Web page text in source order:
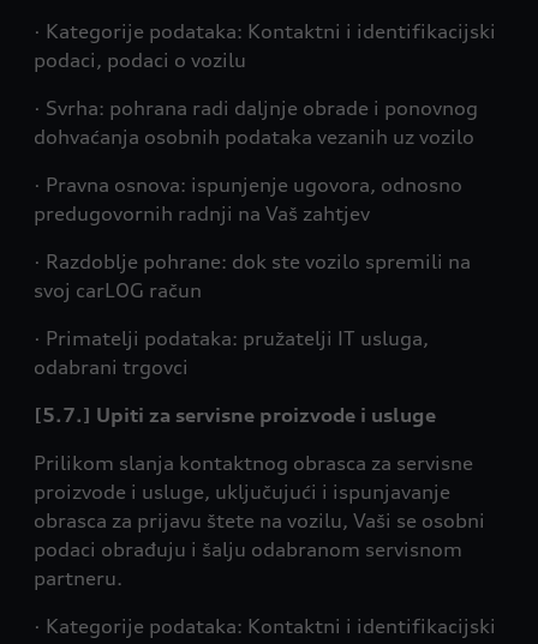
· Kategorije podataka: Kontaktni i identifikacijski
podaci, podaci o vozilu
· Svrha: pohrana radi daljnje obrade i ponovnog
dohvaćanja osobnih podataka vezanih uz vozilo
· Pravna osnova: ispunjenje ugovora, odnosno
predugovornih radnji na Vaš zahtjev
· Razdoblje pohrane: dok ste vozilo spremili na
svoj carLOG račun
· Primatelji podataka: pružatelji IT usluga,
odabrani trgovci
[5.7.] Upiti za servisne proizvode i usluge
Prilikom slanja kontaktnog obrasca za servisne
proizvode i usluge, uključujući i ispunjavanje
obrasca za prijavu štete na vozilu, Vaši se osobni
podaci obrađuju i šalju odabranom servisnom
partneru.
· Kategorije podataka: Kontaktni i identifikacijski